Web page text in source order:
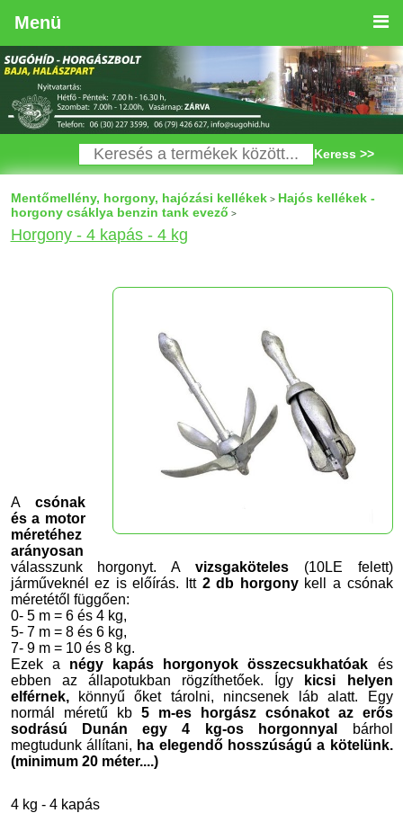
Menü
Keress >>
Mentőmellény, horgony, hajózási kellékek> Hajós kellékek -
horgony csáklya benzin tank evező >
Horgony - 4 kapás - 4 kg
A csónak
és a motor
méretéhez
arányosan
válasszunk horgonyt. Avizsgaköteles (10LE felett)
járműveknél ez is előírás. Itt 2 db horgonykell a csónak
méretétől függően:
0- 5 m = 6 és 4 kg,
5- 7 m = 8 és 6 kg,
7- 9 m = 10 és 8 kg.
Ezek a négy kapás horgonyok összecsukhatóak és
ebben az állapotukban rögzíthetőek. Így kicsi helyen
elférnek,könnyű őket tárolni, nincsenek láb alatt. Egy
normál méretű kb5 m-es horgász csónakot az erős
sodrású Dunán egy 4 kg-os horgonnyal
bárhol
megtudunk állítani, ha elegendő hosszúságú a kötelünk.
(minimum 20 méter....)
4 kg - 4 kapás